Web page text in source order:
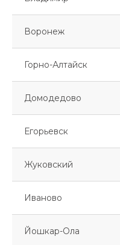
Воронеж
Горно-Алтайск
Домодедово
Егорьевск
Жуковский
Иваново
Йошкар-Ола